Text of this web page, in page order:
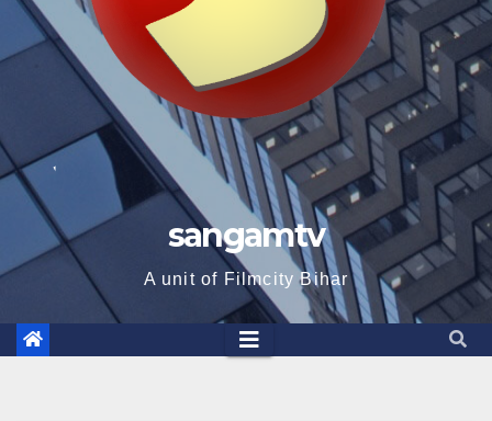
sangamtv
A unit of Filmcity Bihar